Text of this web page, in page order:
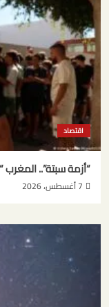
اقتصاد
“أزمة سبتة”..
7 أغسطس، 2026